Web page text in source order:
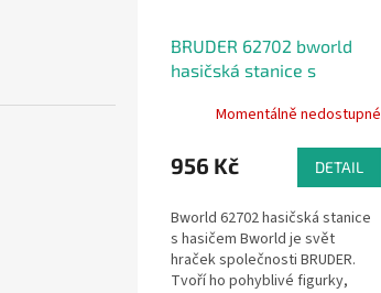
BRUDER 62702 bworld
hasičská stanice s
Momentálně nedostupné
956 Kč DETAIL
Bworld 62702 hasičská stanice
s hasičem Bworld je svět
hraček společnosti BRUDER.
Tvoří ho pohyblivé figurky,